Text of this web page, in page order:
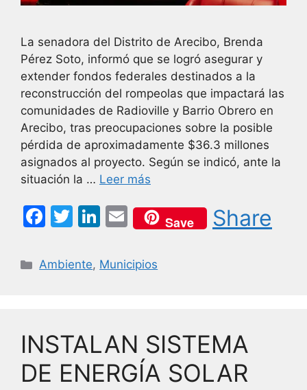
La senadora del Distrito de Arecibo, Brenda
Pérez Soto, informó que se logró asegurar y
extender fondos federales destinados a la
reconstrucción del rompeolas que impactará las
comunidades de Radioville y Barrio Obrero en
Arecibo, tras preocupaciones sobre la posible
pérdida de aproximadamente $36.3 millones
asignados al proyecto. Según se indicó, ante la
situación la … Leer más
F
c
o
k
T
itt
Li
k
E
m
ai
Save Share
Categorías
Ambiente, Municipios
INSTALAN SISTEMA
DE ENERGÍA SOLAR